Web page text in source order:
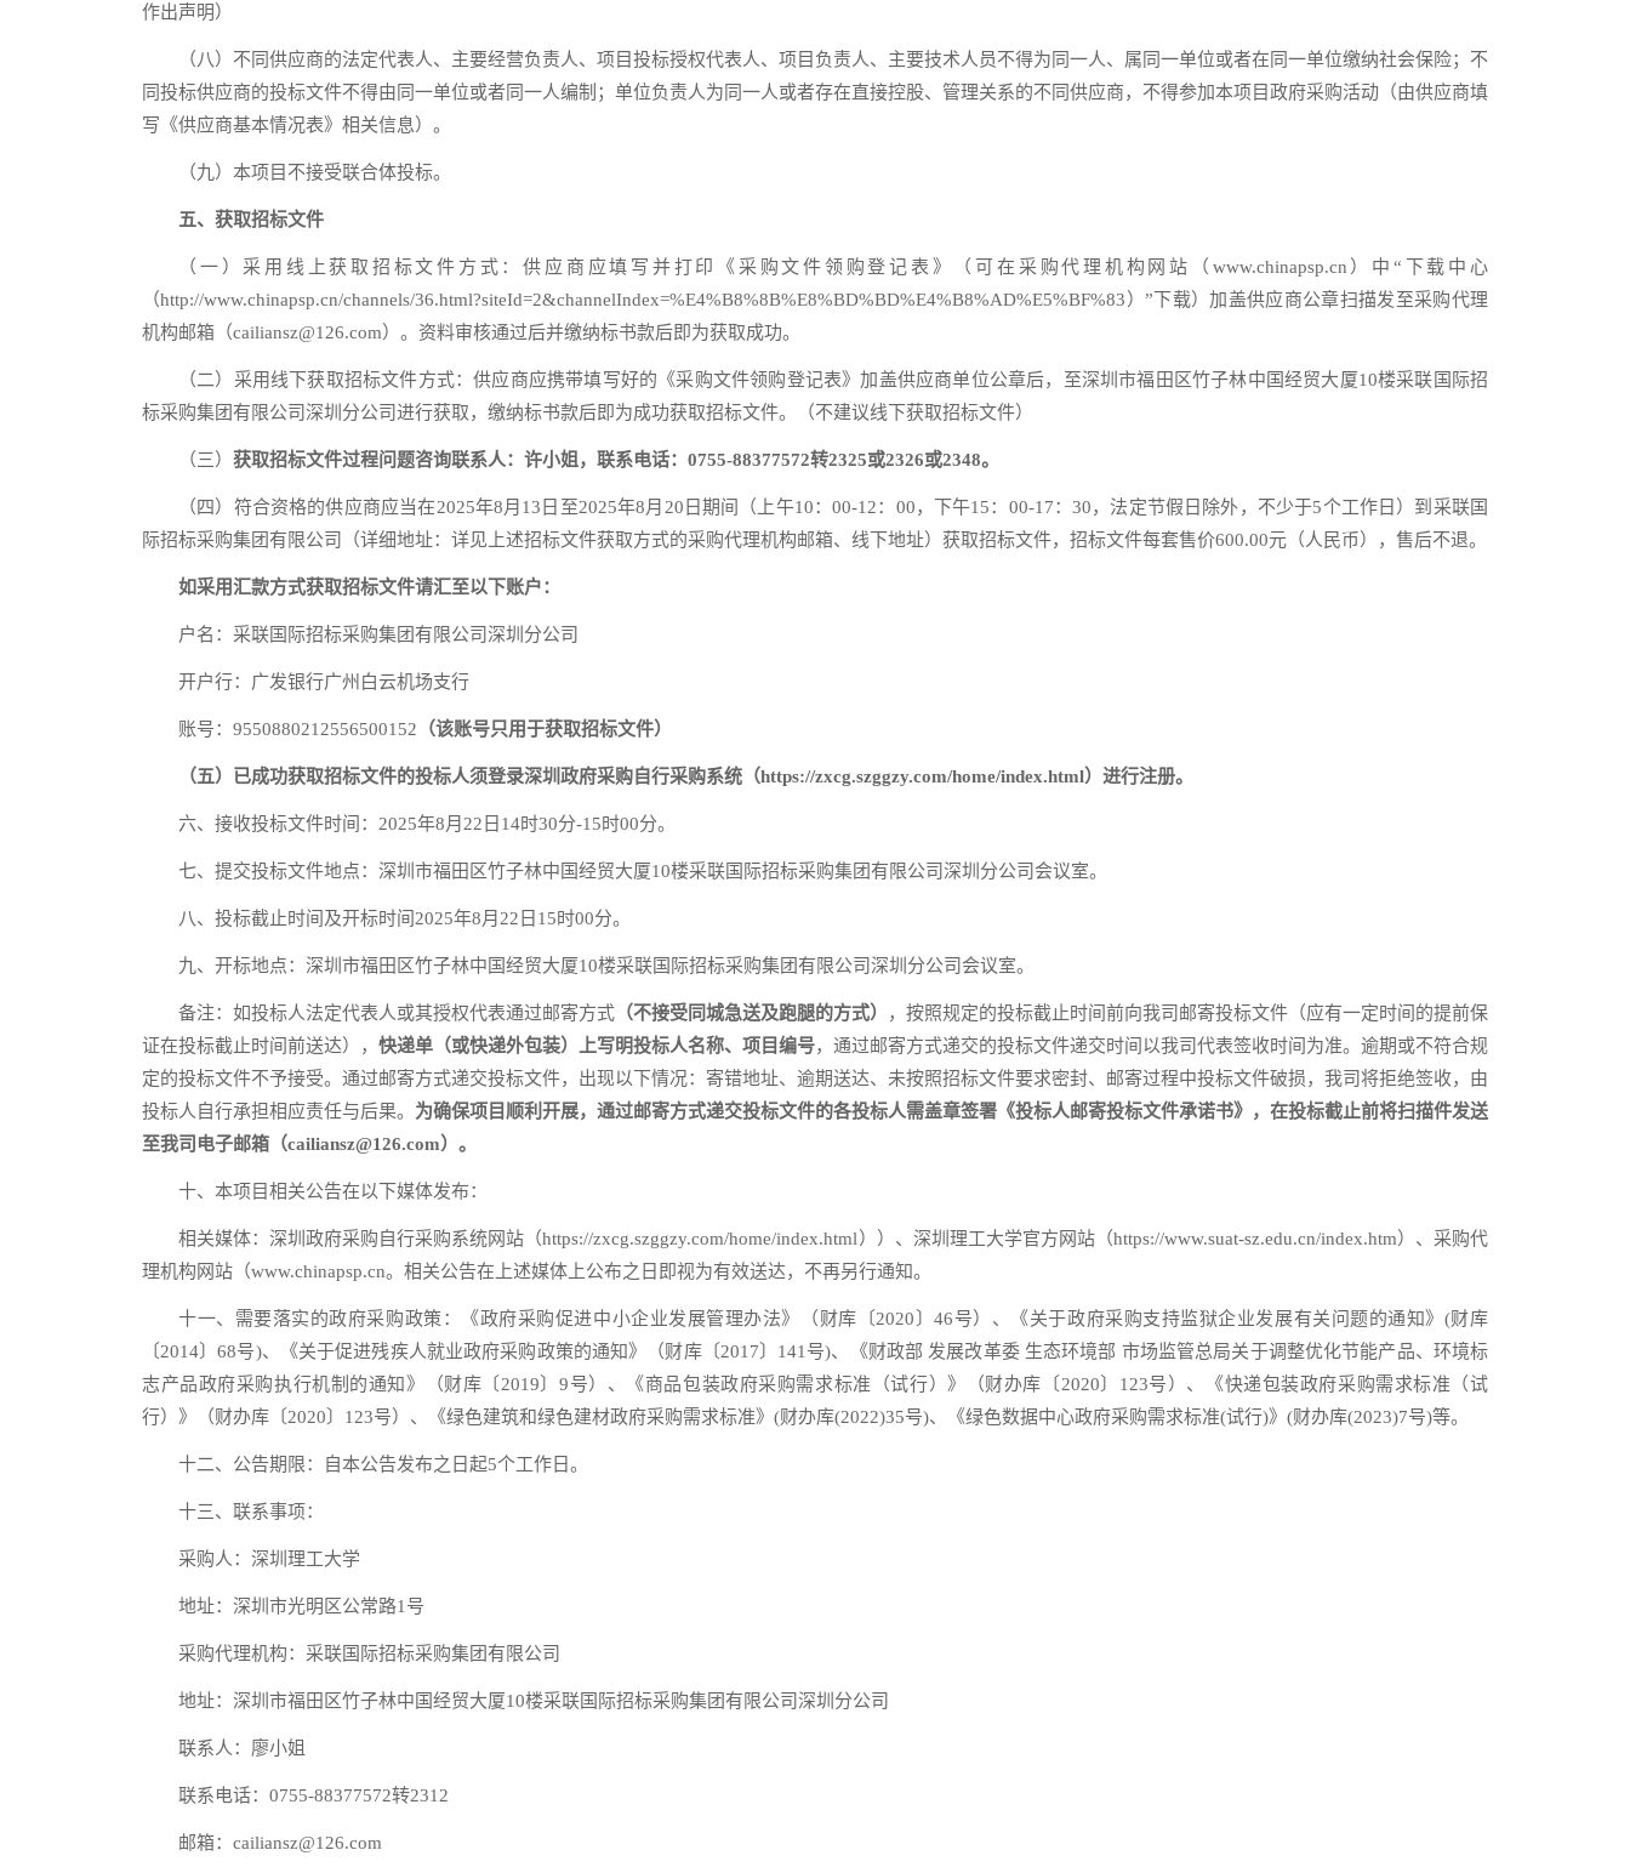
作出声明）
（八）不同供应商的法定代表人、主要经营负责人、项目投标授权代表人、项目负责人、主要技术人员不得为同一人、属同一单位或者在同一单位缴纳社会保险；不
同投标供应商的投标文件不得由同一单位或者同一人编制；单位负责人为同一人或者存在直接控股、管理关系的不同供应商，不得参加本项目政府采购活动（由供应商填
写《供应商基本情况表》相关信息）。
（九）本项目不接受联合体投标。
五、获取招标文件
（一）采用线上获取招标文件方式：供应商应填写并打印《采购文件领购登记表》（可在采购代理机构网站（www.chinapsp.cn）中“下载中心
（http://www.chinapsp.cn/channels/36.html?siteId=2&channelIndex=%E4%B8%8B%E8%BD%BD%E4%B8%AD%E5%BF%83）”下载）加盖供应商公章扫描发至采购代理
机构邮箱（cailiansz@126.com）。资料审核通过后并缴纳标书款后即为获取成功。
（二）采用线下获取招标文件方式：供应商应携带填写好的《采购文件领购登记表》加盖供应商单位公章后，至深圳市福田区竹子林中国经贸大厦10楼采联国际招
标采购集团有限公司深圳分公司进行获取，缴纳标书款后即为成功获取招标文件。（不建议线下获取招标文件）
（三） 获取招标文件过程问题咨询联系人：许小姐，联系电话： 0755-88377572转2325或2326或2348。
（四）符合资格的供应商应当在2025年8月13日至2025年8月20日期间（上午10：00-12：00，下午15：00-17：30，法定节假日除外，不少于5个工作日）到采联国
际招标采购集团有限公司（详细地址：详见上述招标文件获取方式的采购代理机构邮箱、线下地址）获取招标文件，招标文件每套售价600.00元（人民币），售后不退。
如采用汇款方式获取招标文件请汇至以下账户：
户名：采联国际招标采购集团有限公司深圳分公司
开户行：广发银行广州白云机场支行
账号：9550880212556500152 （该账号只用于获取招标文件）
（五）已成功获取招标文件的投标人须登录深圳政府采购自行采购系统（https://zxcg.szggzy.com/home/index.html）进行注册。
六、接收投标文件时间：2025年8月22日14时30分-15时00分。
七、提交投标文件地点：深圳市福田区竹子林中国经贸大厦10楼采联国际招标采购集团有限公司深圳分公司会议室。
八、投标截止时间及开标时间2025年8月22日15时00分。
九、开标地点：深圳市福田区竹子林中国经贸大厦10楼采联国际招标采购集团有限公司深圳分公司会议室。
备注：如投标人法定代表人或其授权代表通过邮寄方式 （不接受同城急送及跑腿的方式）
，按照规定的投标截止时间前向我司邮寄投标文件（应有一定时间的提前保
证在投标截止时间前送达）， 快递单 （或快递外包装） 上写明投标人名称、项目编号，通过邮寄方式递交的投标文件递交时间以我司代表签收时间为准。逾期或不符合规
定的投标文件不予接受。通过邮寄方式递交投标文件，出现以下情况：寄错地址、逾期送达、未按照招标文件要求密封、邮寄过程中投标文件破损，我司将拒绝签收，由
投标人自行承担相应责任与后果。 为确保项目顺利开展，通过邮寄方式递交投标文件的各投标人需盖章签署《投标人邮寄投标文件承诺书》，在投标截止前将扫描件发送
至我司 电子邮箱（cailiansz@126.com）。
十、本项目相关公告在以下媒体发布：
相关媒体：深圳政府采购自行采购系统网站（https://zxcg.szggzy.com/home/index.html））、深圳理工大学官方网站（https://www.suat-sz.edu.cn/index.htm）、采购代
理机构网站（www.chinapsp.cn。相关公告在上述媒体上公布之日即视为有效送达，不再另行通知。
十一、需要落实的政府采购政策：《政府采购促进中小企业发展管理办法》（财库〔2020〕46号）、《关于政府采购支持监狱企业发展有关问题的通知》(财库
〔2014〕68号)、《关于促进残疾人就业政府采购政策的通知》（财库〔2017〕141号)、《财政部 发展改革委 生态环境部 市场监管总局关于调整优化节能产品、环境标
志产品政府采购执行机制的通知》（财库〔2019〕9号）、《商品包装政府采购需求标准（试行）》（财办库〔2020〕123号）、《快递包装政府采购需求标准（试
行）》（财办库〔2020〕123号）、《绿色建筑和绿色建材政府采购需求标准》(财办库(2022)35号)、《绿色数据中心政府采购需求标准(试行)》(财办库(2023)7号)等。
十二、公告期限：自本公告发布之日起5个工作日。
十三、联系事项：
采购人：深圳理工大学
地址：深圳市光明区公常路1号
采购代理机构：采联国际招标采购集团有限公司
地址：深圳市福田区竹子林中国经贸大厦10楼采联国际招标采购集团有限公司深圳分公司
联系人：廖小姐
联系电话：0755-88377572转2312
邮箱：cailiansz@126.com